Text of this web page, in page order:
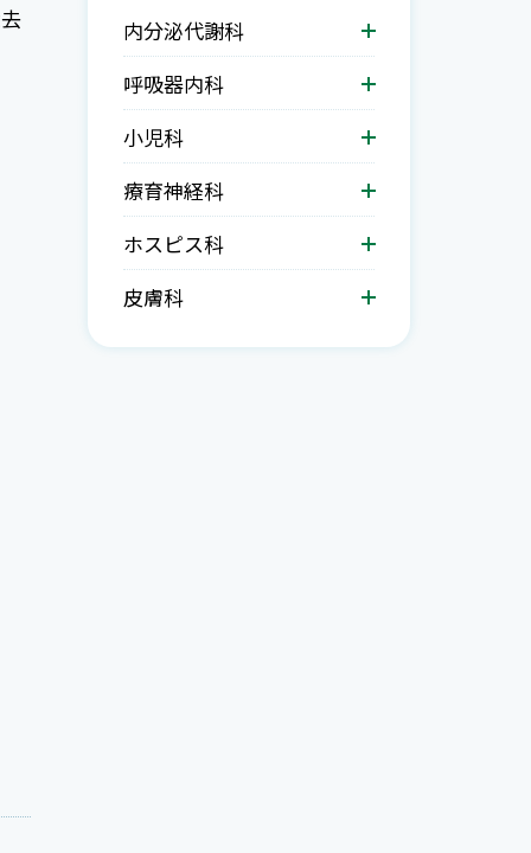
内分泌代謝科
呼吸器内科
小児科
療育神経科
ホスピス科
皮膚科